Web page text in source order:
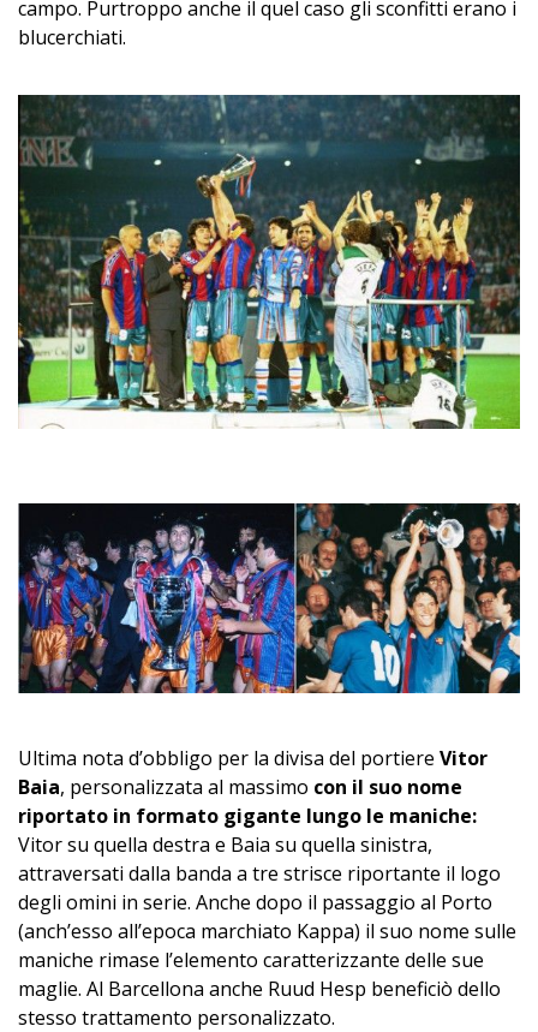
campo. Purtroppo anche il quel caso gli sconfitti erano i
blucerchiati.
Ultima nota d’obbligo per la divisa del portiere Vitor
Baia, personalizzata al massimo con il suo nome
riportato in formato gigante lungo le maniche:
Vitor su quella destra e Baia su quella sinistra,
attraversati dalla banda a tre strisce riportante il logo
degli omini in serie. Anche dopo il passaggio al Porto
(anch’esso all’epoca marchiato Kappa) il suo nome sulle
maniche rimase l’elemento caratterizzante delle sue
maglie. Al Barcellona anche Ruud Hesp beneficiò dello
stesso trattamento personalizzato.